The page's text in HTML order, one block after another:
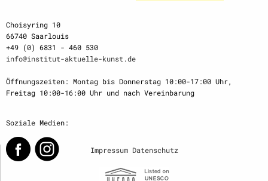
Choisyring 10
66740 Saarlouis
+49 (0) 6831 - 460 530
info@institut-aktuelle-kunst.de
Öffnungszeiten: Montag bis Donnerstag 10:00-17:00 Uhr,
Freitag 10:00-16:00 Uhr und nach Vereinbarung
Soziale Medien:
Impressum Datenschutz